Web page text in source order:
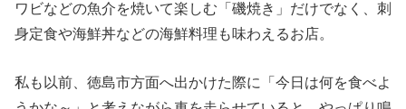
ワビなどの魚介を焼いて楽しむ「磯焼き」だけでなく、刺
身定食や海鮮丼などの海鮮料理も味わえるお店。
私も以前、徳島市方面へ出かけた際に「今日は何を食べよ